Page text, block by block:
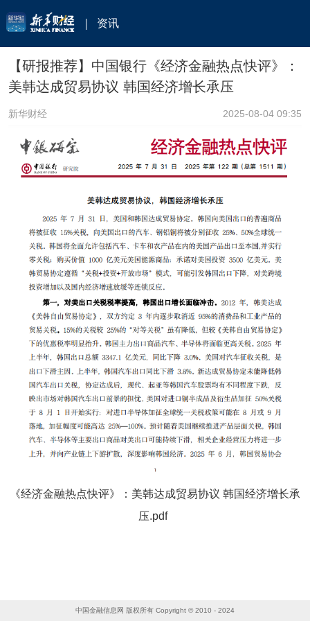
资讯
【研报推荐】中国银行《经济金融热点快评》：
美韩达成贸易协议 韩国经济增长承压
新华财经 2025-08-04 09:35
《经济金融热点快评》：美韩达成贸易协议 韩国经济增长承
压.pdf
中国金融信息网 版权所有 Copyright © 2010 - 2024